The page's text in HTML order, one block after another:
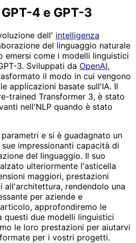
4 e GPT-3
dell' intelligenza
del linguaggio naturale
emersi come i modelli linguistici
3. Sviluppati da OpenAI,
il modo in cui vengono
applicazioni basate sull'IA. Il
trained Transformer 3, è stato
nell'NLP quando è stato
e si è guadagnato un
impressionanti capacità di
del linguaggio. Il suo
ulteriormente l'asticella
maggiori, prestazioni
all'architettura, rendendolo una
per aziende e
approfondiremo le
questi due modelli linguistici
le loro prestazioni per aiutarvi
per i vostri progetti.